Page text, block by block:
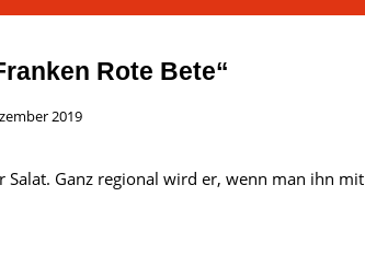
Rote Bete“
2019
Salat. Ganz regional wird er, wenn man ihn